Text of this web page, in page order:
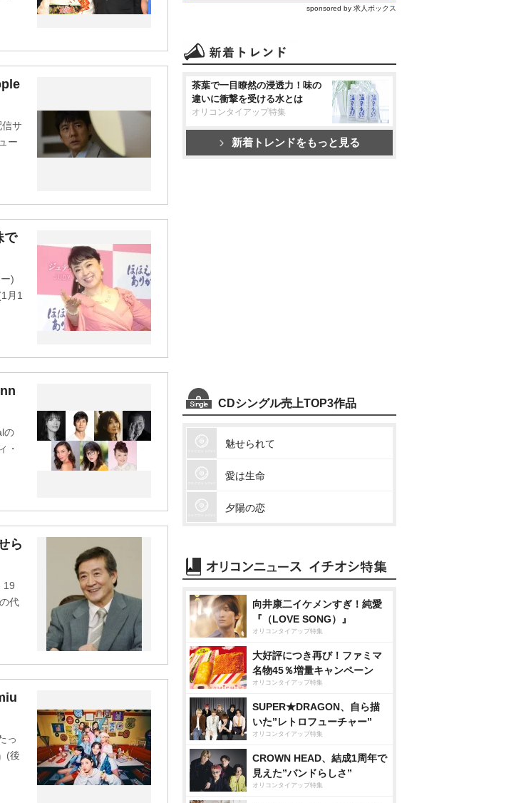
信サ
ー
で
)
月1
の
・
ら
19
代
っ
(後
sponsored by 求人ボックス
茶葉で一目瞭然の浸透力！味の
違いに衝撃を受ける水とは
オリコンタイアップ特集
新着トレンドをもっと見る
CDシングル売上TOP3作品
魅せられて
愛は生命
夕陽の恋
向井康二イケメンすぎ！純愛
『（LOVE SONG）』
オリコンタイアップ特集
大好評につき再び！ファミマ
名物45％増量キャンペーン
オリコンタイアップ特集
SUPER★DRAGON、自ら描
いた”レトロフューチャー”
オリコンタイアップ特集
CROWN HEAD、結成1周年で
見えた”バンドらしさ”
オリコンタイアップ特集